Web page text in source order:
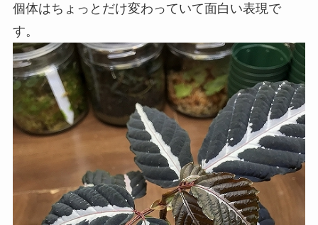
個体はちょっとだけ変わっていて面白い表現で
す。